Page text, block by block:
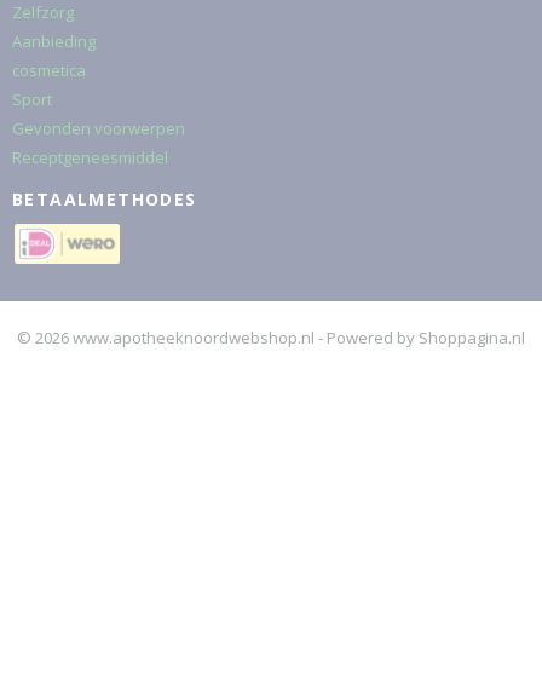
Zelfzorg
Aanbieding
cosmetica
Sport
Gevonden voorwerpen
Receptgeneesmiddel
BETAALMETHODES
© 2026 www.apotheeknoordwebshop.nl - Powered by Shoppagina.nl